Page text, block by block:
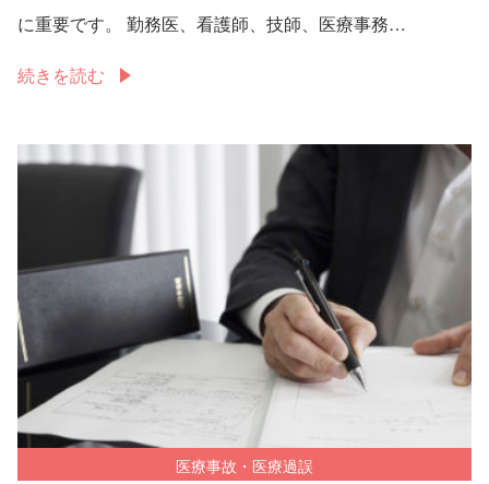
に重要です。 勤務医、看護師、技師、医療事務…
続きを読む
医療事故・医療過誤